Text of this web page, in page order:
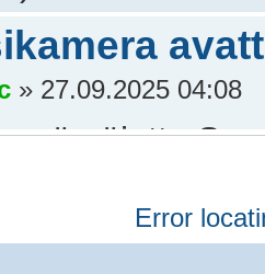
» 27.09.2025 04:08
mäyräjuttu
kuvia ja
Error